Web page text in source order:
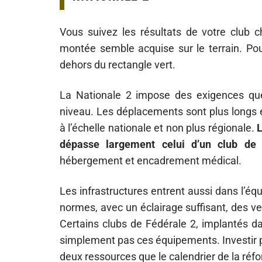
Vous suivez les résultats de votre club
montée semble acquise sur le terrain.
dehors du rectangle vert.
La Nationale 2 impose des exigences
niveau. Les déplacements sont plus
à l’échelle nationale et non plus régionale.
dépasse largement celui d’un club de
hébergement et encadrement médical.
Les infrastructures entrent aussi dans
normes, avec un éclairage suffisant, des
Certains clubs de Fédérale 2, implantés
simplement pas ces équipements. Investir
deux ressources que le calendrier de la